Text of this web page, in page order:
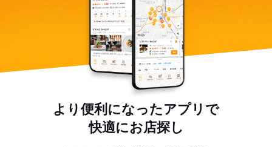
より便利になったアプリで
快適にお店探し